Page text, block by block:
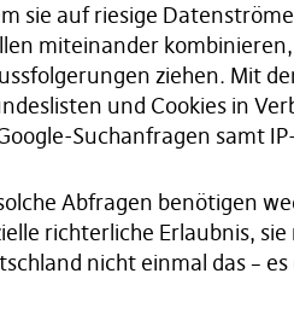
sie auf riesige
miteinander
ziehen. Mit
und Cookies in
Suchanfragen samt
Abfragen benötigen
richterliche Erlaubnis,
nicht einmal das –